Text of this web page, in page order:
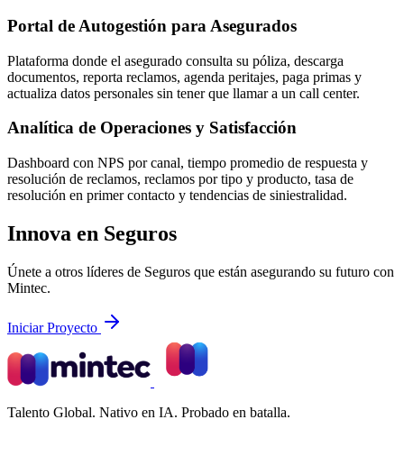
Portal de Autogestión para Asegurados
Plataforma donde el asegurado consulta su póliza, descarga
documentos, reporta reclamos, agenda peritajes, paga primas y
actualiza datos personales sin tener que llamar a un call center.
Analítica de Operaciones y Satisfacción
Dashboard con NPS por canal, tiempo promedio de respuesta y
resolución de reclamos, reclamos por tipo y producto, tasa de
resolución en primer contacto y tendencias de siniestralidad.
Innova en Seguros
Únete a otros líderes de Seguros que están asegurando su futuro con
Mintec.
Iniciar Proyecto
Talento Global. Nativo en IA. Probado en batalla.